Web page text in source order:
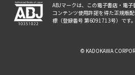
ABJマークは、この電子書店・電
コンテンツ使用許諾を得た正規版
標（登録番号 第6091713号）です。
© KADOKAWA